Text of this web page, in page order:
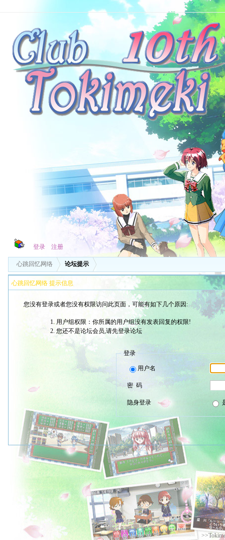
登录 注册
心跳回忆网络 论坛提示
心跳回忆网络 提示信息
您没有登录或者您没有权限访问此页面，可能有如下几个原因:
用户组权限：你所属的用户组没有发表回复的权限!
您还不是论坛会员,请先登录论坛
登录
用户名
密 码
隐身登录